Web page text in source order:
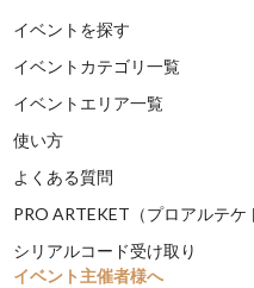
イベントを探す
イベントカテゴリ一覧
イベントエリア一覧
使い方
よくある質問
PRO ARTEKET（プロアルテケ
シリアルコード受け取り
イベント主催者様へ